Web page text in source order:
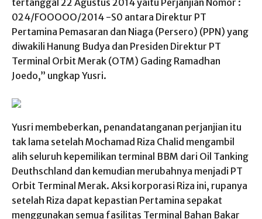
tertanggal 22 Agustus 2014 yaitu Perjanjian Nomor :
024/FOOOOO/2014 -S0 antara Direktur PT
Pertamina Pemasaran dan Niaga (Persero) (PPN) yang
diwakili Hanung Budya dan Presiden Direktur PT
Terminal Orbit Merak (OTM) Gading Ramadhan
Joedo,” ungkap Yusri.
Yusri membeberkan, penandatanganan perjanjian itu
tak lama setelah Mochamad Riza Chalid mengambil
alih seluruh kepemilikan terminal BBM dari Oil Tanking
Deuthschland dan kemudian merubahnya menjadi PT
Orbit Terminal Merak. Aksi korporasi Riza ini, rupanya
setelah Riza dapat kepastian Pertamina sepakat
menggunakan semua fasilitas Terminal Bahan Bakar